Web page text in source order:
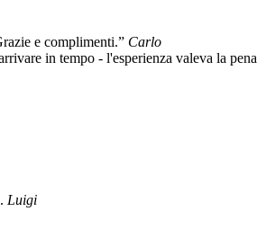
e complimenti.” Carlo
in tempo - l'esperienza valeva la
Luigi